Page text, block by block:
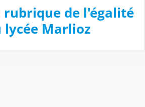
rubrique de l'égalité
lycée Marlioz